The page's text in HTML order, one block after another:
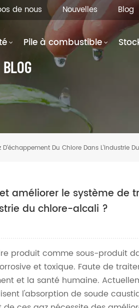
de nous Nouvelles Blog
Pile à combustible
BLOG
Du Chlore Dans L'industrie
améliorer le système de
du chlore-alcali ?
produit comme sous-produit
et toxique. Faute de
et la santé humaine.
l'absorption de soude